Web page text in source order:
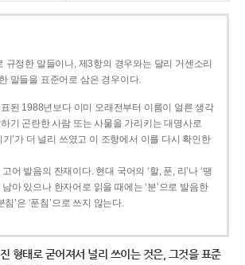
규정한 말들이나, 제3항의 경우와는 달리 거센소리
말들을 표준어로 삼은 경우이다.
된 1988년보다 이미 오래전부터 이름이 얼른 생각
기 곤란한 사람 또는 사물을 가리키는 대명사로
기’가 더 널리 쓰였고 이 조항에서 이를 다시 확인한
고어 발음의 잔재이다. 현대 국어의 ‘할, 푼, 리’나 ‘땡
남아 있으나 한자어로 읽을 때에는 ‘분’으로 발음한
침’은 ‘푼침’으로 쓰지 않는다.
형태로 굳어져서 널리 쓰이는 것은, 그것을 표준